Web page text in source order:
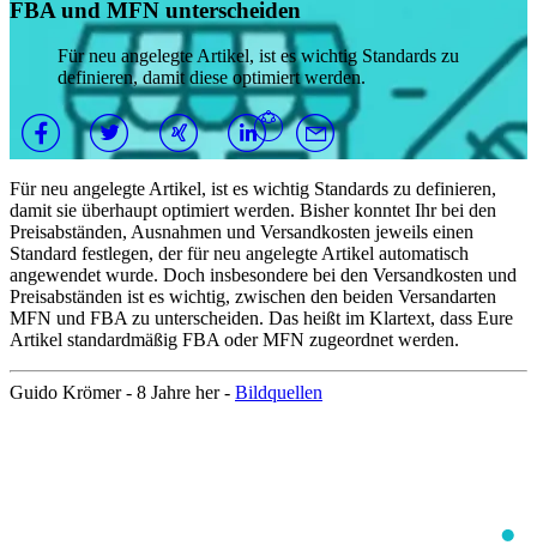
FBA und MFN unterscheiden
Für neu angelegte Artikel, ist es wichtig Standards zu
definieren, damit diese optimiert werden.
Für neu angelegte Artikel, ist es wichtig Standards zu definieren,
damit sie überhaupt optimiert werden. Bisher konntet Ihr bei den
Preisabständen, Ausnahmen und Versandkosten jeweils einen
Standard festlegen, der für neu angelegte Artikel automatisch
angewendet wurde. Doch insbesondere bei den Versandkosten und
Preisabständen ist es wichtig, zwischen den beiden Versandarten
MFN und FBA zu unterscheiden. Das heißt im Klartext, dass Eure
Artikel standardmäßig FBA oder MFN zugeordnet werden.
Guido Krömer - 8 Jahre her- Bildquellen